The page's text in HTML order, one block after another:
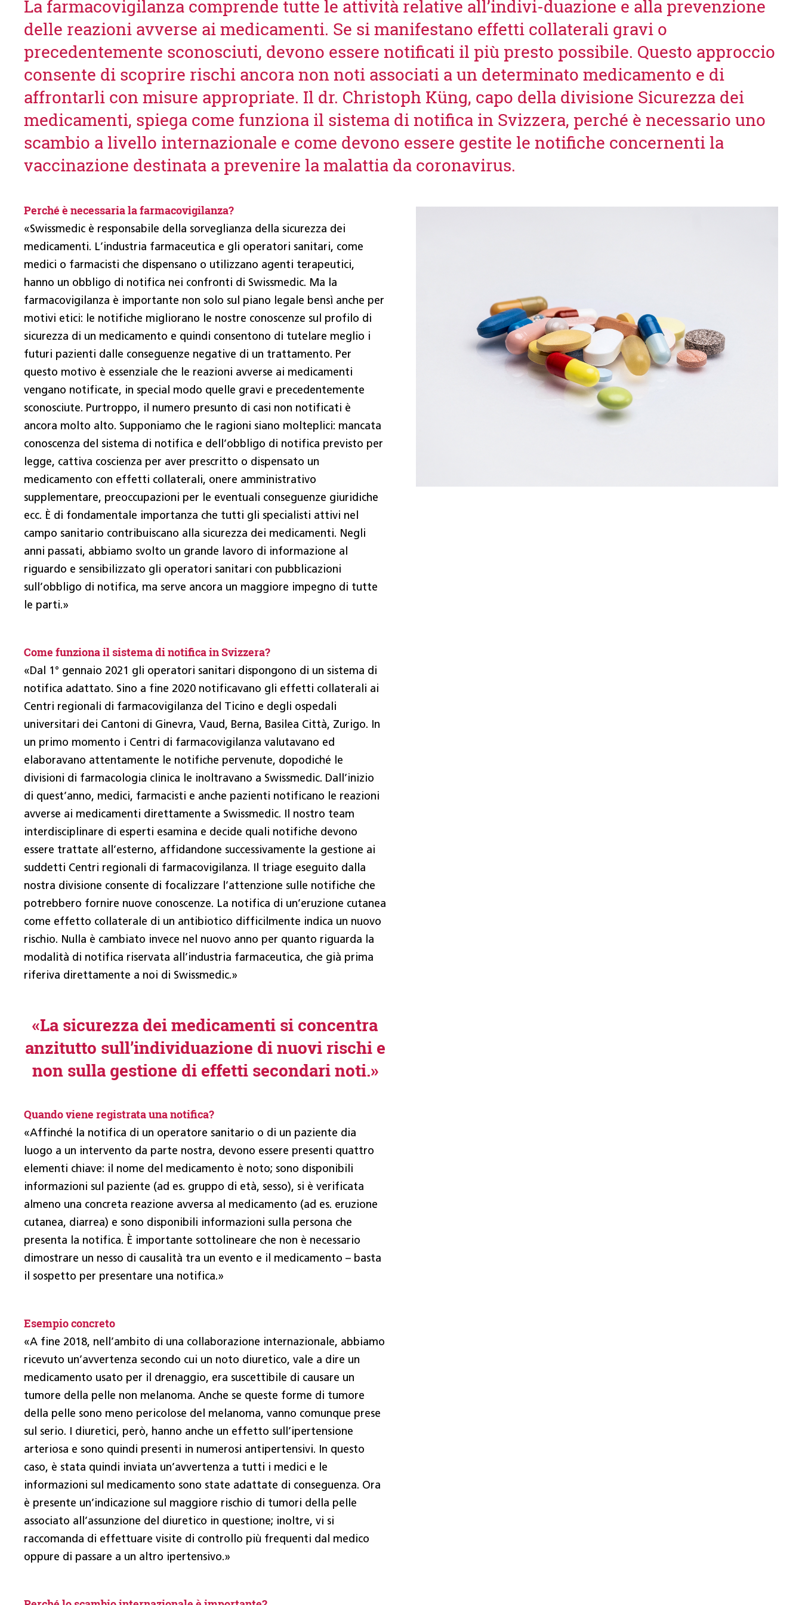
La farmacovigilanza comprende tutte le attività relative all’indivi-duazione e alla prevenzione
delle reazioni avverse ai medicamenti. Se si manifestano effetti collaterali gravi o
precedentemente sconosciuti, devono essere notificati il più presto possibile. Questo approccio
consente di scoprire rischi ancora non noti associati a un determinato medicamento e di
affrontarli con misure appropriate. Il dr. Christoph Küng, capo della divisione Sicurezza dei
medicamenti, spiega come funziona il sistema di notifica in Svizzera, perché è necessario uno
scambio a livello internazionale e come devono essere gestite le notifiche concernenti la
vaccinazione destinata a prevenire la malattia da coronavirus.
Perché è necessaria la farmacovigilanza?
«Swissmedic è responsabile della sorveglianza della sicurezza dei
medicamenti. L’industria farmaceutica e gli operatori sanitari, come
medici o farmacisti che dispensano o utilizzano agenti terapeutici,
hanno un obbligo di notifica nei confronti di Swissmedic. Ma la
farmacovigilanza è importante non solo sul piano legale bensì anche per
motivi etici: le notifiche migliorano le nostre conoscenze sul profilo di
sicurezza di un medicamento e quindi consentono di tutelare meglio i
futuri pazienti dalle conseguenze negative di un trattamento. Per
questo motivo è essenziale che le reazioni avverse ai medicamenti
vengano notificate, in special modo quelle gravi e precedentemente
sconosciute. Purtroppo, il numero presunto di casi non notificati è
ancora molto alto. Supponiamo che le ragioni siano molteplici: mancata
conoscenza del sistema di notifica e dell’obbligo di notifica previsto per
legge, cattiva coscienza per aver prescritto o dispensato un
medicamento con effetti collaterali, onere amministrativo
supplementare, preoccupazioni per le eventuali conseguenze giuridiche
ecc. È di fondamentale importanza che tutti gli specialisti attivi nel
campo sanitario contribuiscano alla sicurezza dei medicamenti. Negli
anni passati, abbiamo svolto un grande lavoro di informazione al
riguardo e sensibilizzato gli operatori sanitari con pubblicazioni
sull’obbligo di notifica, ma serve ancora un maggiore impegno di tutte
le parti.»
Come funziona il sistema di notifica in Svizzera?
«Dal 1° gennaio 2021 gli operatori sanitari dispongono di un sistema di
notifica adattato. Sino a fine 2020 notificavano gli effetti collaterali ai
Centri regionali di farmacovigilanza del Ticino e degli ospedali
universitari dei Cantoni di Ginevra, Vaud, Berna, Basilea Città, Zurigo. In
un primo momento i Centri di farmacovigilanza valutavano ed
elaboravano attentamente le notifiche pervenute, dopodiché le
divisioni di farmacologia clinica le inoltravano a Swissmedic. Dall’inizio
di quest’anno, medici, farmacisti e anche pazienti notificano le reazioni
avverse ai medicamenti direttamente a Swissmedic. Il nostro team
interdisciplinare di esperti esamina e decide quali notifiche devono
essere trattate all’esterno, affidandone successivamente la gestione ai
suddetti Centri regionali di farmacovigilanza. Il triage eseguito dalla
nostra divisione consente di focalizzare l’attenzione sulle notifiche che
potrebbero fornire nuove conoscenze. La notifica di un’eruzione cutanea
come effetto collaterale di un antibiotico difficilmente indica un nuovo
rischio. Nulla è cambiato invece nel nuovo anno per quanto riguarda la
modalità di notifica riservata all’industria farmaceutica, che già prima
riferiva direttamente a noi di Swissmedic.»
«La sicurezza dei medicamenti si concentra
anzitutto sull’individuazione di nuovi rischi e
non sulla gestione di effetti secondari noti.»
Quando viene registrata una notifica?
«Affinché la notifica di un operatore sanitario o di un paziente dia
luogo a un intervento da parte nostra, devono essere presenti quattro
elementi chia­ve: il nome del medicamento è noto; sono disponibili
informazioni sul paziente (ad es. gruppo di età, sesso), si è verificata
almeno una concreta reazione avversa al medicamento (ad es. eruzione
cutanea, diarrea) e sono disponibili informazioni sulla persona che
presenta la notifica. È importante sottolineare che non è necessario
dimostrare un nesso di causalità tra un evento e il medicamento – basta
il sospetto per presentare una notifica.»
Esempio concreto
«A fine 2018, nell’ambito di una collaborazione internazionale, abbiamo
ricevuto un’avvertenza secondo cui un noto diuretico, vale a dire un
medicamento usato per il drenaggio, era suscettibile di causare un
tumore della pelle non melanoma. Anche se queste forme di tumore
della pelle sono meno pericolose del melanoma, vanno comunque prese
sul serio. I diuretici, però, hanno anche un effetto sull’ipertensione
arteriosa e sono quindi presenti in numerosi antipertensivi. In questo
caso, è stata quindi inviata un’avvertenza a tutti i medici e le
informazioni sul medicamento sono state adattate di conseguenza. Ora
è presente un’indicazione sul maggiore rischio di tumori della pelle
associato all’assunzione del diuretico in questione; inoltre, vi si
raccomanda di effettuare visite di controllo più frequenti dal medico
oppure di passare a un altro ipertensivo.»